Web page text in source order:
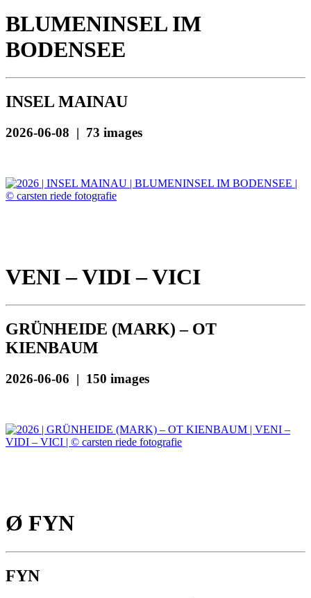
BLUMENINSEL IM
BODENSEE
INSEL MAINAU
2026-06-08 | 73 images
VENI – VIDI – VICI
GRÜNHEIDE (MARK) – OT
KIENBAUM
2026-06-06 | 150 images
Ø FYN
FYN